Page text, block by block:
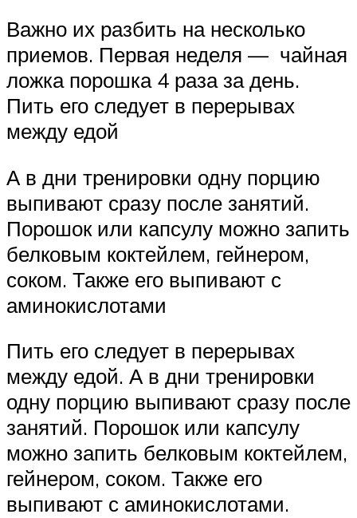
Важно их разбить на несколько
приемов. Первая неделя — чайная
ложка порошка 4 раза за день.
Пить его следует в перерывах
между едой
А в дни тренировки одну порцию
выпивают сразу после занятий.
Порошок или капсулу можно запить
белковым коктейлем, гейнером,
соком. Также его выпивают с
аминокислотами
Пить его следует в перерывах
между едой. А в дни тренировки
одну порцию выпивают сразу после
занятий. Порошок или капсулу
можно запить белковым коктейлем,
гейнером, соком. Также его
выпивают с аминокислотами.